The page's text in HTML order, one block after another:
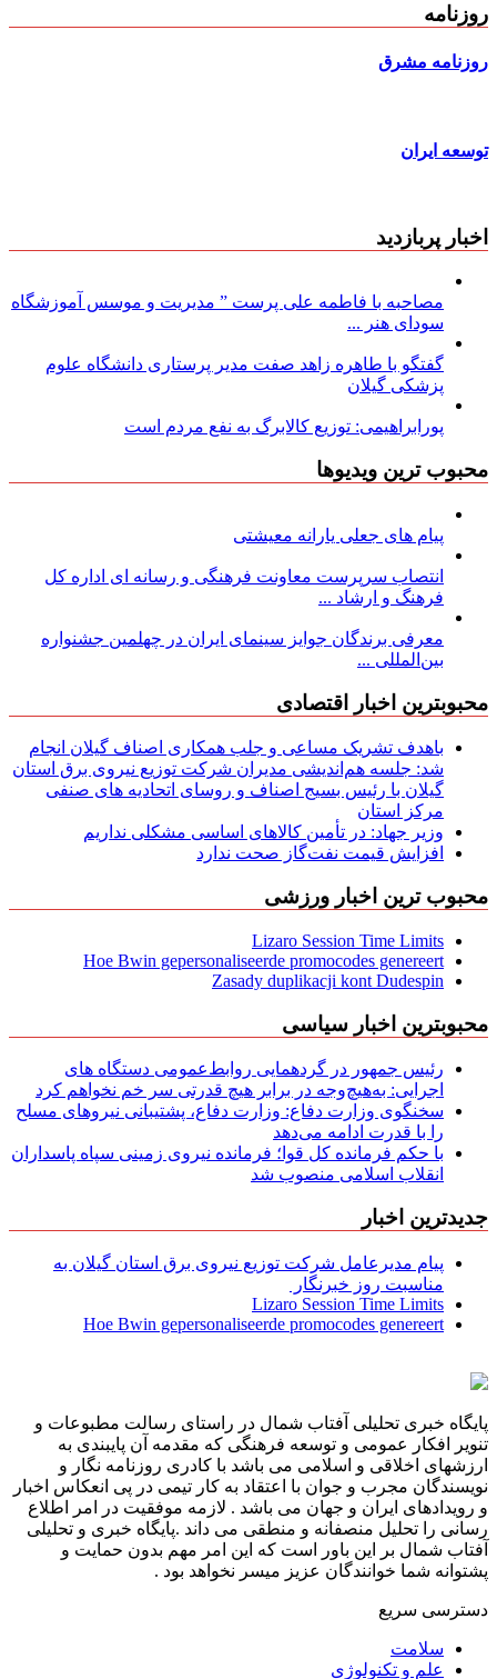
روزنامه
روزنامه مشرق
توسعه ایران
اخبار پربازدید
مصاحبه با فاطمه علی پرست ” مدیریت و موسس آموزشگاه
سودای هنر ...
گفتگو با طاهره زاهد صفت مدیر پرستاری دانشگاه علوم
پزشکی گیلان
پورابراهیمی: توزیع کالابرگ به نفع مردم است
محبوب ترین ویدیوها
پیام های جعلی یارانه معیشتی
انتصاب سرپرست معاونت فرهنگی و رسانه ای اداره کل
فرهنگ و ارشاد ...
معرفی برندگان جوایز سینمای ایران در چهلمین جشنواره
بین‌المللی ...
محبوبترین اخبار اقتصادی
باهدف تشریک مساعی و جلب همکاری اصناف گیلان انجام
شد: جلسه هم‌اندیشی مدیران شركت توزیع نیروی برق استان
گیلان با رئیس بسیج اصناف و روسای اتحادیه های صنفی
مركز استان
وزیر جهاد: در تأمین کالاهای اساسی مشکلی نداریم
افزایش قیمت نفت‌گاز صحت ندارد
محبوب ترین اخبار ورزشی
Lizaro Session Time Limits
Hoe Bwin gepersonaliseerde promocodes genereert
Zasady duplikacji kont Dudespin
محبوبترین اخبار سیاسی
رئیس جمهور در گردهمایی روابط‌عمومی دستگاه های
اجرایی: به‌هیچ‌وجه در برابر هیچ قدرتی سر خم نخواهم کرد
سخنگوی وزارت دفاع: وزارت دفاع، پشتیبانی نیرو‌های مسلح
را با قدرت ادامه می‌دهد
با حکم فرمانده کل قوا؛ فرمانده نیروی زمینی سپاه پاسداران
انقلاب اسلامی منصوب شد
جدیدترین اخبار
پیام مدیرعامل شركت توزیع نیروی برق استان گیلان به
مناسبت روز خبرنگار ‌
Lizaro Session Time Limits
Hoe Bwin gepersonaliseerde promocodes genereert
پایگاه خبری تحلیلی آفتاب شمال در راستای رسالت مطبوعات و
تنویر افکار عمومی و توسعه فرهنگی که مقدمه آن پایبندی به
ارزشهای اخلاقی و اسلامی می باشد با کادری روزنامه نگار و
نویسندگان مجرب و جوان با اعتقاد به کار تیمی در پی انعکاس اخبار
و رویدادهای ایران و جهان می باشد . لازمه موفقیت در امر اطلاع
رسانی را تحلیل منصفانه و منطقی می داند .پایگاه خبری و تحلیلی
آفتاب شمال بر این باور است که این امر مهم بدون حمایت و
پشتوانه شما خوانندگان عزیز میسر نخواهد بود .
دسترسی سریع
سلامت
علم و تکنولوژی